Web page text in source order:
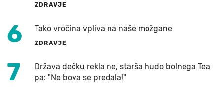
ZDRAVJE
6 Tako vročina vpliva na naše možgane
ZDRAVJE
7
Država dečku rekla ne, starša hudo bolnega Tea
pa: "Ne bova se predala!"